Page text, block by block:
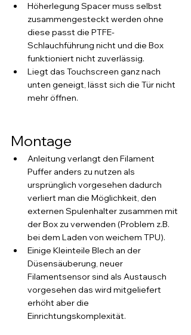
Höherlegung Spacer muss selbst
zusammengesteckt werden ohne
diese passt die PTFE-
Schlauchführung nicht und die Box
funktioniert nicht zuverlässig.
Liegt das Touchscreen ganz nach
unten geneigt, lässt sich die Tür nicht
mehr öffnen.
Montage
Anleitung verlangt den Filament
Puffer anders zu nutzen als
ursprünglich vorgesehen dadurch
verliert man die Möglichkeit, den
externen Spulenhalter zusammen mit
der Box zu verwenden (Problem z.B.
bei dem Laden von weichem TPU).
Einige Kleinteile Blech an der
Düsensäuberung, neuer
Filamentsensor sind als Austausch
vorgesehen das wird mitgeliefert
erhöht aber die
Einrichtungskomplexität.